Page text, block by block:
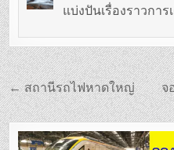
แบ่งปันเรื่องราวกา
แนะแนว
เรื่อง
จ
← สถานีรถไฟหาดใหญ่